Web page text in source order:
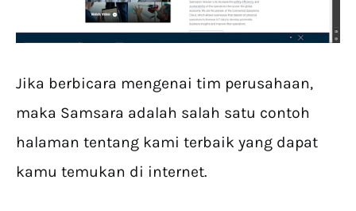
Jika berbicara mengenai tim perusahaan,
maka Samsara adalah salah satu contoh
halaman tentang kami terbaik yang dapat
kamu temukan di internet.